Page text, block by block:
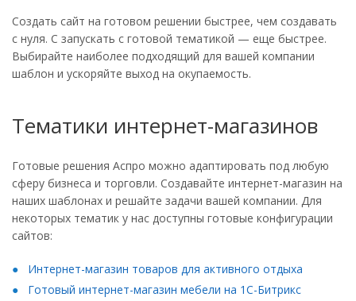
Создать сайт на готовом решении быстрее, чем создавать
с нуля. С запускать с готовой тематикой — еще быстрее.
Выбирайте наиболее подходящий для вашей компании
шаблон и ускоряйте выход на окупаемость.
Тематики интернет-магазинов
Готовые решения Аспро можно адаптировать под любую
сферу бизнеса и торговли. Создавайте интернет-магазин на
наших шаблонах и решайте задачи вашей компании. Для
некоторых тематик у нас доступны готовые конфигурации
сайтов:
Интернет-магазин товаров для активного отдыха
Готовый интернет-магазин мебели на 1С-Битрикс